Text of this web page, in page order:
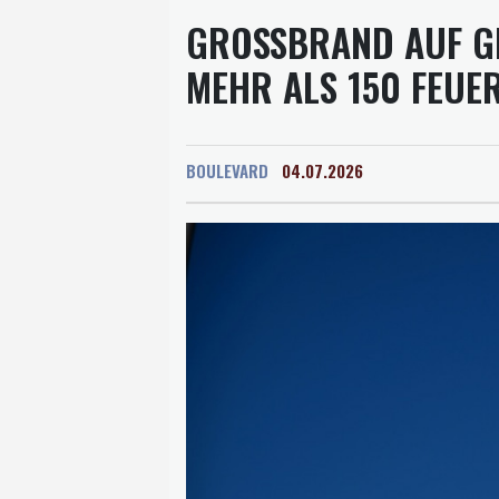
GROSSBRAND AUF
HR ALS 150
BOULEVARD 04.07.2026